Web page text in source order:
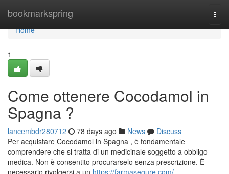
bookmarkspring
Home
Home
1
Come ottenere Cocodamol in
Spagna ?
lancembdr280712 78 days ago News
Discuss
Per acquistare Cocodamol in Spagna , è fondamentale
comprendere che si tratta di un medicinale soggetto a obbligo
medica. Non è consentito procurarselo senza prescrizione. È
necessario rivolgersi a un https://farmasegure.com/